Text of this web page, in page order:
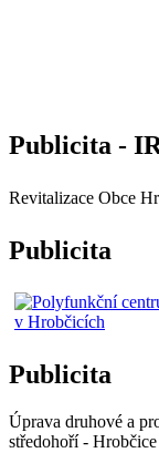
Publicita -
Revitalizace Obce
Publicita
Publicita
Úprava druhové a
středohoří - Hrobčice